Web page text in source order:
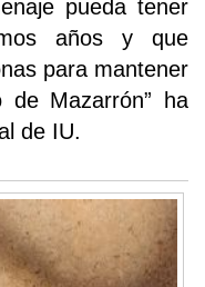
pueda tener
años y que
para mantener
de Mazarrón” ha
de IU.